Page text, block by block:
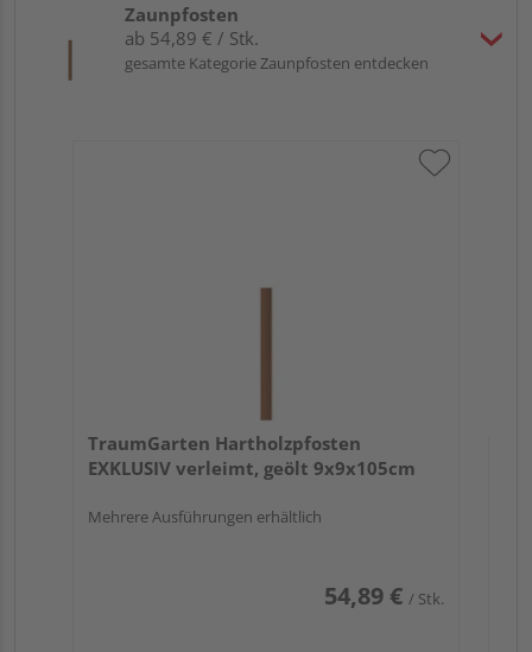
Zaunpfosten
ab 54,89 € / Stk.
gesamte Kategorie Zaunpfosten entdecken
TraumGarten Hartholzpfosten
EXKLUSIV verleimt, geölt 9x9x105cm
Mehrere Ausführungen erhältlich
54,89 € / Stk.